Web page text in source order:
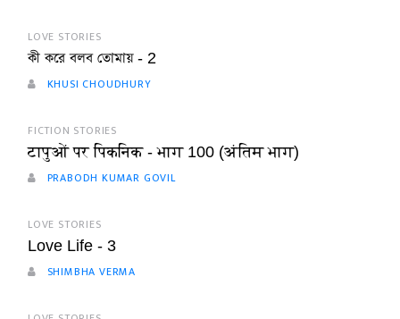
LOVE STORIES
কী করে বলব তোমায় - 2
KHUSI CHOUDHURY
FICTION STORIES
टापुओं पर पिकनिक - भाग 100 (अंतिम भाग)
PRABODH KUMAR GOVIL
LOVE STORIES
Love Life - 3
SHIMBHA VERMA